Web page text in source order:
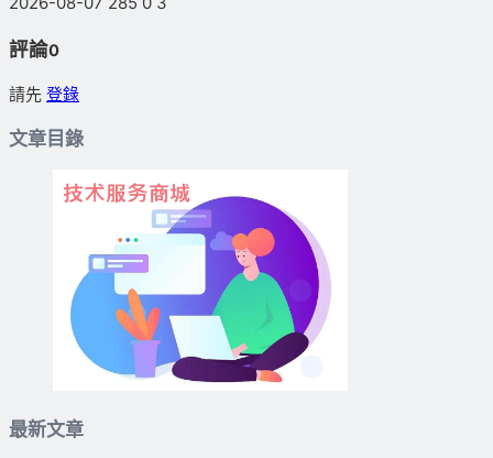
評論0
請先 登錄
文章目錄
最新文章